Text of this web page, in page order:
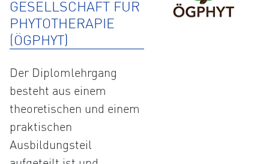
GESELLSCHAFT FÜR
PHYTOTHERAPIE
(ÖGPHYT)
Der Diplomlehrgang
besteht aus einem
theoretischen und einem
praktischen
Ausbildungsteil